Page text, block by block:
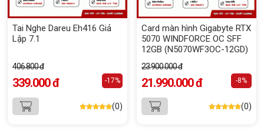
Tai Nghe Dareu Eh416 Giả
Lập 7.1
406.800 đ
339.000 đ -17%
(0)
Card màn hình Gigabyte RTX
5070 WINDFORCE OC SFF
12GB (N5070WF3OC-12GD)
23.900.000 đ
21.990.000 đ -8%
(0)